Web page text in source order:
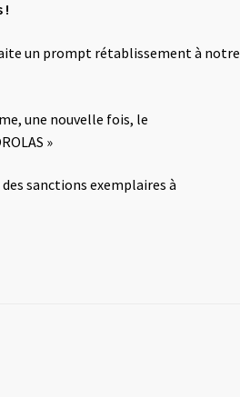
!
un prompt rétablissement à notre
une nouvelle fois, le
»
sanctions exemplaires à